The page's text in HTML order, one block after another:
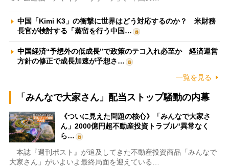
中国「Kimi K3」の衝撃に世界はどう対応するのか？ 米財務
長官が検討する「蒸留を行う中国…
中国経済“予想外の低成長”で政策のテコ入れ必至か 経済運営
方針の修正で成長加速が予想さ…
一覧を見る
「みんなで大家さん」配当ストップ騒動の内幕
《ついに見えた問題の核心》「みんなで大家さ
ん」2000億円超不動産投資トラブル“異常なく
ら…
本誌『週刊ポスト』が追及してきた不動産投資商品「みんなで
大家さん」がいよいよ最終局面を迎えている…